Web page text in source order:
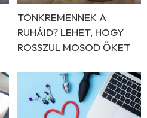
TÖNKREMENNEK A
RUHÁID? LEHET, HOGY
ROSSZUL MOSOD ŐKET